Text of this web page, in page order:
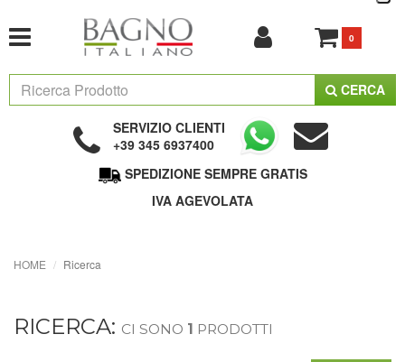
0
CERCA
SERVIZIO CLIENTI
+39 345 6937400
SPEDIZIONE SEMPRE GRATIS
IVA AGEVOLATA
HOME Ricerca
RICERCA: CI SONO 1 PRODOTTI